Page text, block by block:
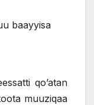
baayyisa
qo’atan
muuziqaa